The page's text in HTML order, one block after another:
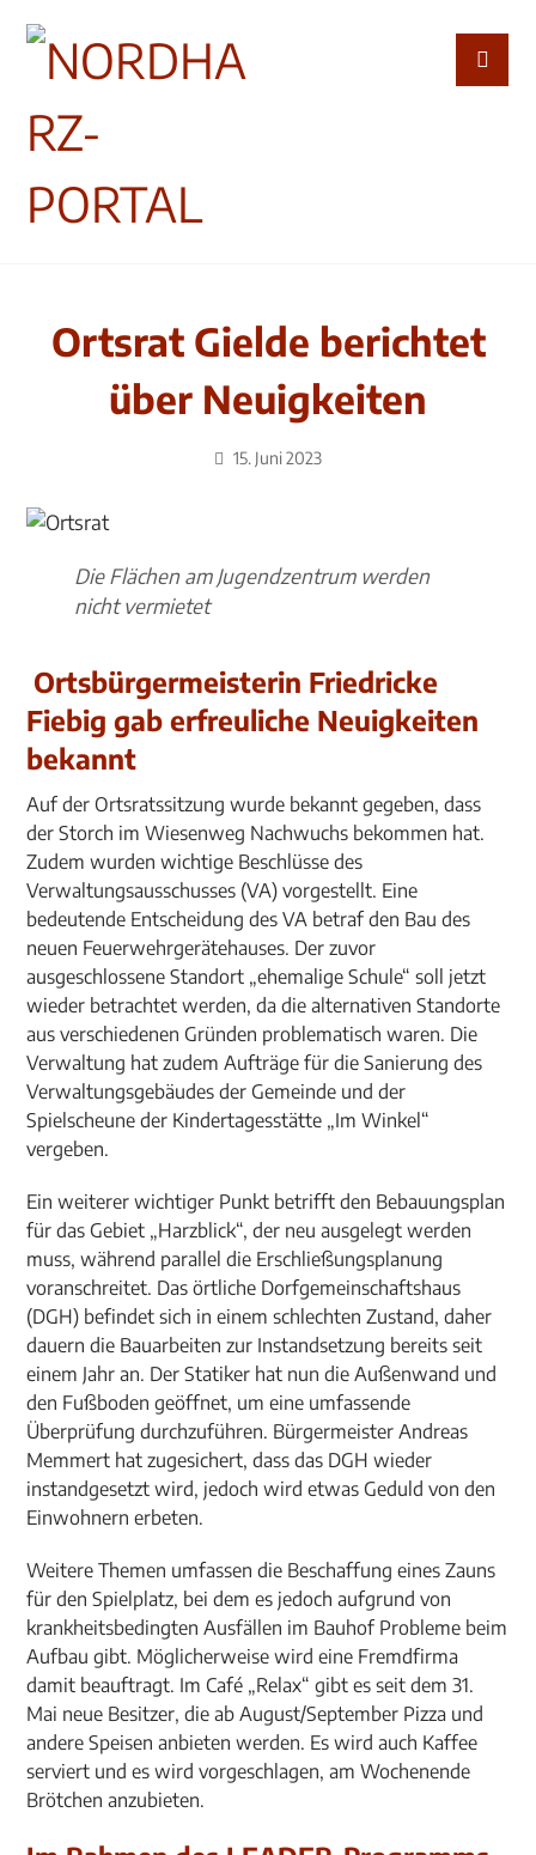
Ortsrat Gielde berichtet
über Neuigkeiten
15. Juni 2023
Die Flächen am Jugendzentrum werden
nicht vermietet
Ortsbürgermeisterin Friedricke
Fiebig gab erfreuliche Neuigkeiten
bekannt
Auf der Ortsratssitzung wurde bekannt gegeben, dass
der Storch im Wiesenweg Nachwuchs bekommen hat.
Zudem wurden wichtige Beschlüsse des
Verwaltungsausschusses (VA) vorgestellt. Eine
bedeutende Entscheidung des VA betraf den Bau des
neuen Feuerwehrgerätehauses. Der zuvor
ausgeschlossene Standort „ehemalige Schule“ soll jetzt
wieder betrachtet werden, da die alternativen Standorte
aus verschiedenen Gründen problematisch waren. Die
Verwaltung hat zudem Aufträge für die Sanierung des
Verwaltungsgebäudes der Gemeinde und der
Spielscheune der Kindertagesstätte „Im Winkel“
vergeben.
Ein weiterer wichtiger Punkt betrifft den Bebauungsplan
für das Gebiet „Harzblick“, der neu ausgelegt werden
muss, während parallel die Erschließungsplanung
voranschreitet. Das örtliche Dorfgemeinschaftshaus
(DGH) befindet sich in einem schlechten Zustand, daher
dauern die Bauarbeiten zur Instandsetzung bereits seit
einem Jahr an. Der Statiker hat nun die Außenwand und
den Fußboden geöffnet, um eine umfassende
Überprüfung durchzuführen. Bürgermeister Andreas
Memmert hat zugesichert, dass das DGH wieder
instandgesetzt wird, jedoch wird etwas Geduld von den
Einwohnern erbeten.
Weitere Themen umfassen die Beschaffung eines Zauns
für den Spielplatz, bei dem es jedoch aufgrund von
krankheitsbedingten Ausfällen im Bauhof Probleme beim
Aufbau gibt. Möglicherweise wird eine Fremdfirma
damit beauftragt. Im Café „Relax“ gibt es seit dem 31.
Mai neue Besitzer, die ab August/September Pizza und
andere Speisen anbieten werden. Es wird auch Kaffee
serviert und es wird vorgeschlagen, am Wochenende
Brötchen anzubieten.